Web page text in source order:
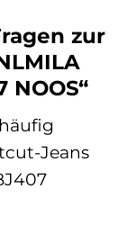
zur
NOOS“
Jeans